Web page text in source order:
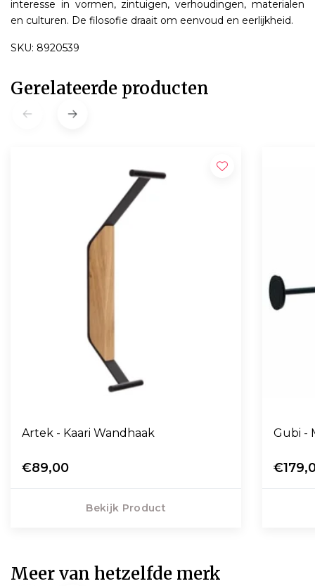
interesse in vormen, zintuigen, verhoudingen, materialen
en culturen. De filosofie draait om eenvoud en eerlijkheid.
SKU: 8920539
Gerelateerde producten
Artek - Kaari Wandhaak
€89,00
Bekijk Product
Gubi -
Meer van hetzelfde merk